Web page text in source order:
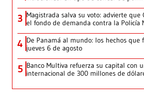
3 Magistrada salva su voto: advierte que
el fondo de demanda contra la Policía
4 De Panamá al mundo: los hechos que
jueves 6 de agosto
5 Banco Multiva refuerza su capital con
internacional de 300 millones de